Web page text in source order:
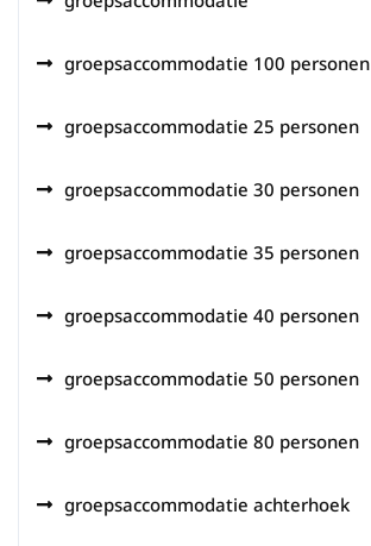
groepsaccommodatie 100 personen
groepsaccommodatie 25 personen
groepsaccommodatie 30 personen
groepsaccommodatie 35 personen
groepsaccommodatie 40 personen
groepsaccommodatie 50 personen
groepsaccommodatie 80 personen
groepsaccommodatie achterhoek